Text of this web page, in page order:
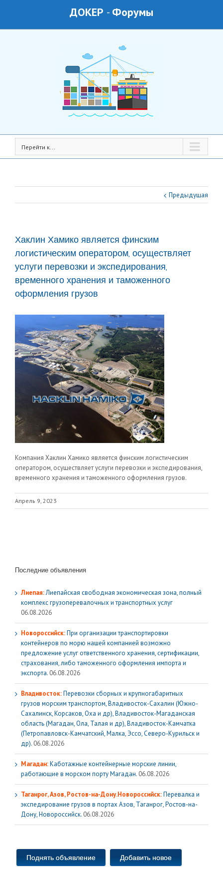
ДОКЕР - Форумы
Перейти к...
Предыдущая
Хаклин Хамико является финским
логистическим оператором, осуществляет
услуги перевозки и экспедирования,
временного хранения и таможенного
оформления грузов
Компания Хаклин Хамико является финским логистическим
оператором, осуществляет услуги перевозки и экспедирования,
временного хранения и таможенного оформления грузов.
Апрель 9, 2023
Последние объявления
Лиепая:Лиепайская свободная экономическая зона, полный
комплекс грузoперевалочных и транспортных услуг
06.08.2026
Новороссийск:При организации транспортировки
контейнеров по морю нашей компанией возможно
предложение услуг ответственного хранения, сертификации,
страхования, либо таможенного оформления импорта и
экспорта. 06.08.2026
Владивосток:Перевозки сборных и крупногабаритных
грузов морским транспортом, Владивосток-Сахалин (Южно-
Сахалинск, Корсаков, Оха и др), Владивосток-Магаданская
область (Магадан, Ола, Талая и др), Владивосток-Камчатка
(Петропавловск-Камчатский, Малка, Эссо, Северо-Курильск и
др). 06.08.2026
Магадан:Каботажные контейнерные морские линии,
работающие в морском порту Магадан. 06.08.2026
Таганрог, Азов, Ростов-на-Дону.Новороссийск:Перевалка и
экспедирование грузов в портах Азов, Таганрог, Ростов-на-
Дону, Новороссийск. 06.08.2026
Поднять объявление Добавить новое